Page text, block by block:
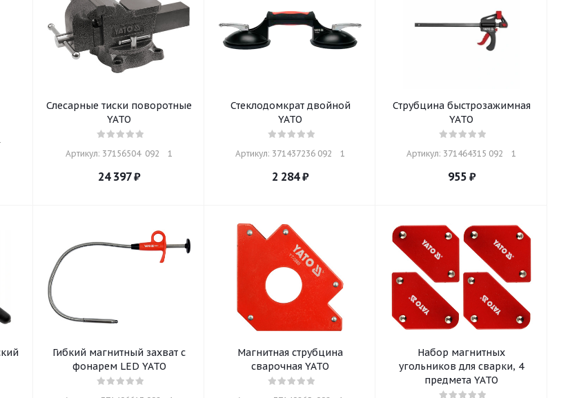
Слесарные тиски поворотные
YATO
Артикул: 37156504  092    1
24 397₽
Стеклодомкрат двойной
YATO
Артикул: 371437236 092    1
2 284₽
Струбцина быстрозажимная
YATO
Артикул: 371464315 092    1
955₽
Гибкий магнитный захват с
фонарем LED YATO
Магнитная струбцина
сварочная YATO
Набор магнитных
угольников для сварки, 4
предмета YATO